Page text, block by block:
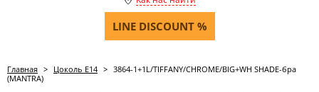
LINE DISCOUNT %
Главная > Цоколь Е14 > 3864-1+1L/TIFFANY/CHROME/BIG+WH SHADE-бра
(MANTRA)